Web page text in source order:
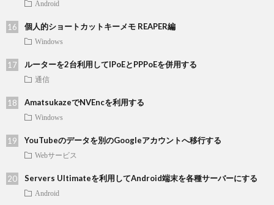
Android
個人的ショートカットキーメモ REAPER編
Windows
ルーターを2台利用してIPoEとPPPoEを併用する
通信
AmatsukazeでNVEncを利用する
Windows
YouTubeのデータを別のGoogleアカウントへ移行する
Webサービス
Servers Ultimateを利用してAndroid端末を各種サーバーにする
Android